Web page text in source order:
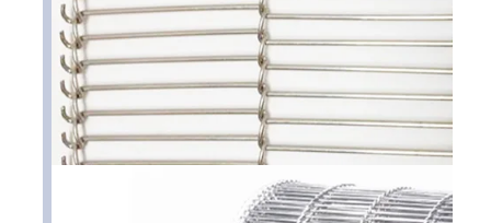
스테인레스 강 메시 벨트
나선형 와이어 메쉬
고온 와이어 메쉬